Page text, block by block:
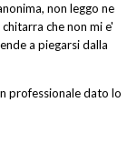
non leggo ne
che non mi e'
a piegarsi dalla
professionale dato lo